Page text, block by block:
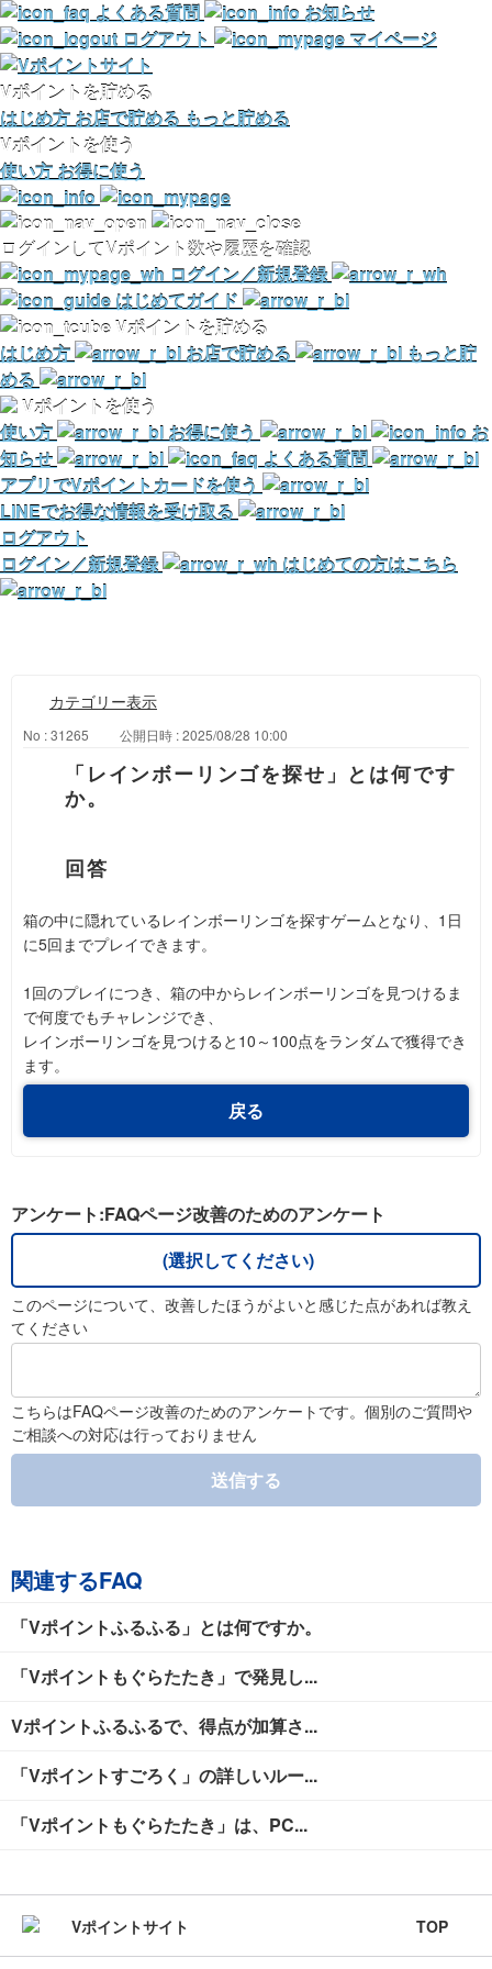
よくある質問
お知らせ
ログアウト
マイページ
Vポイントを貯める
はじめ方 お店で貯める もっと貯める
Vポイントを使う
使い方 お得に使う
ログインしてVポイント数や履歴を確認
ログイン／新規登録
はじめてガイド
Vポイントを貯める
はじめ方
お店で貯める
もっと貯
める
Vポイントを使う
使い方
お得に使う
お
知らせ
よくある質問
アプリでVポイントカードを使う
LINEでお得な情報を受け取る
ログアウト
ログイン／新規登録
はじめての方はこちら
カテゴリー表示
No : 31265 公開日時 : 2025/08/28 10:00
「レインボーリンゴを探せ」とは何です
か。
箱の中に隠れているレインボーリンゴを探すゲームとなり、1日
に5回までプレイできます。
1回のプレイにつき、箱の中からレインボーリンゴを見つけるま
で何度でもチャレンジでき、
レインボーリンゴを見つけると10～100点をランダムで獲得でき
ます。
戻る
アンケート:FAQページ改善のためのアンケート
(選択してください)
このページについて、改善したほうがよいと感じた点があれば教え
てください
こちらはFAQページ改善のためのアンケートです。個別のご質問や
ご相談への対応は行っておりません
送信する
関連するFAQ
「Vポイントふるふる」とは何ですか。
「Vポイントもぐらたたき」で発見し...
Vポイントふるふるで、得点が加算さ...
「Vポイントすごろく」の詳しいルー...
「Vポイントもぐらたたき」は、PC...
TOP